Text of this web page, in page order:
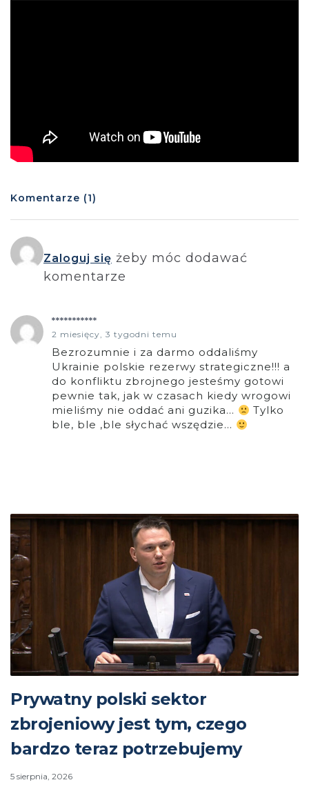
Komentarze (1)
Zaloguj się żeby móc dodawać
komentarze
***********
2 miesięcy, 3 tygodni temu
Bezrozumnie i za darmo oddaliśmy
Ukrainie polskie rezerwy strategiczne!!! a
do konfliktu zbrojnego jesteśmy gotowi
pewnie tak, jak w czasach kiedy wrogowi
mieliśmy nie oddać ani guzika…
Tylko
ble, ble ,ble słychać wszędzie…
Prywatny polski sektor
zbrojeniowy jest tym, czego
bardzo teraz potrzebujemy
5 sierpnia, 2026